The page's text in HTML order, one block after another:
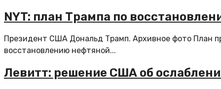
NYT: план Трампа по
Президент США Дональд Трамп. Архивное фото План
восстановлению нефтяной...
Левитт: решение США об